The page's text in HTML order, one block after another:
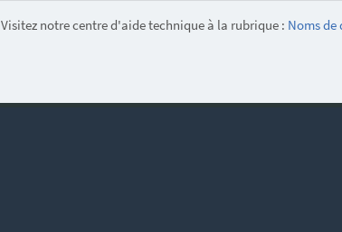
Visitez notre centre d'aide technique à la rubrique : Noms de